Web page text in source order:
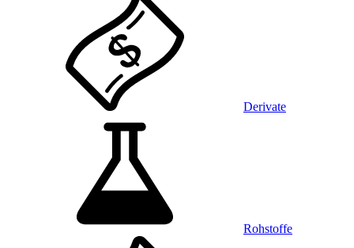
Derivate
Rohstoffe